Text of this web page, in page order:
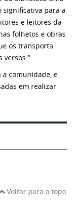
significativa para a
e leitores da
folhetos e obras
os transporta
versos.”
a comunidade, e
em realizar
Voltar para o topo